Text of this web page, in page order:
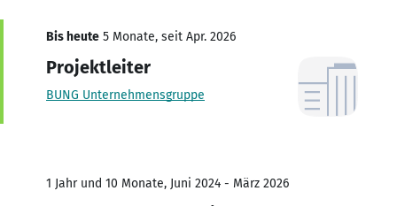
Bis heute 5 Monate, seit Apr. 2026
Projektleiter
BUNG Unternehmensgruppe
1 Jahr und 10 Monate, Juni 2024 - März 2026